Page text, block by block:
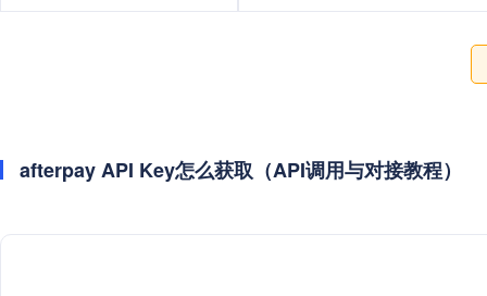
afterpay API Key怎么获取（API调用与对接教程）